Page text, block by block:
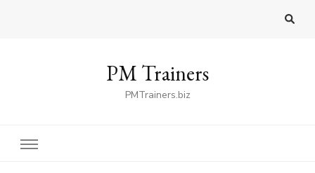
PM Trainers
PMTrainers.biz